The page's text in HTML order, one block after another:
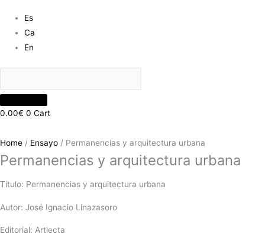
Es
Ca
En
0.00€ 0 Cart
Home / Ensayo / Permanencias y arquitectura urbana
Permanencias y arquitectura urbana
Título: Permanencias y arquitectura urbana
Autor: José Ignacio Linazasoro
Editorial: Artlecta